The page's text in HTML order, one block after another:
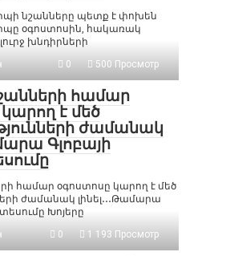
նշանները պետք է փոխեն
օգոստոսին, հակառակ
խնդիրների
0 500 Просмотр
համար
է մեծ
ժամանակ
Գլոբայի
համար օգոստոսը կարող է մեծ
ժամանակ լինել․․․Թամարա
Խոյերը
0 1 193 Просмотр